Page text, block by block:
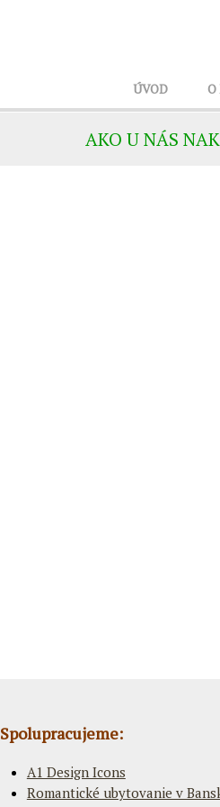
ÚVOD O
AKO U NÁS
Spolupracujeme:
A1 Design Icons
Romantické ubytovanie v